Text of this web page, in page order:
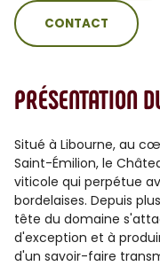
CONTACT
PRÉSENTATION
Situé à Libourne, au
Saint-Émilion, le
viticole qui perpétue
bordelaises. Depuis
tête du domaine
d'exception et à
d'un savoir-faire